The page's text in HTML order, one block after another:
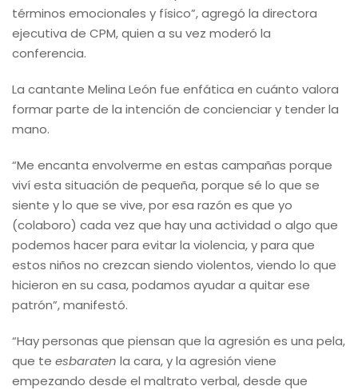
términos emocionales y físico”, agregó la directora
ejecutiva de CPM, quien a su vez moderó la
conferencia.
La cantante Melina León fue enfática en cuánto valora
formar parte de la intención de concienciar y tender la
mano.
“Me encanta envolverme en estas campañas porque
viví esta situación de pequeña, porque sé lo que se
siente y lo que se vive, por esa razón es que yo
(colaboro) cada vez que hay una actividad o algo que
podemos hacer para evitar la violencia, y para que
estos niños no crezcan siendo violentos, viendo lo que
hicieron en su casa, podamos ayudar a quitar ese
patrón”, manifestó.
“Hay personas que piensan que la agresión es una pela,
que te esbaraten la cara, y la agresión viene
empezando desde el maltrato verbal, desde que